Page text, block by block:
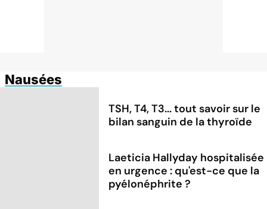
Nausées
TSH, T4, T3... tout savoir sur le
bilan sanguin de la thyroïde
Laeticia Hallyday hospitalisée
en urgence : qu'est-ce que la
pyélonéphrite ?